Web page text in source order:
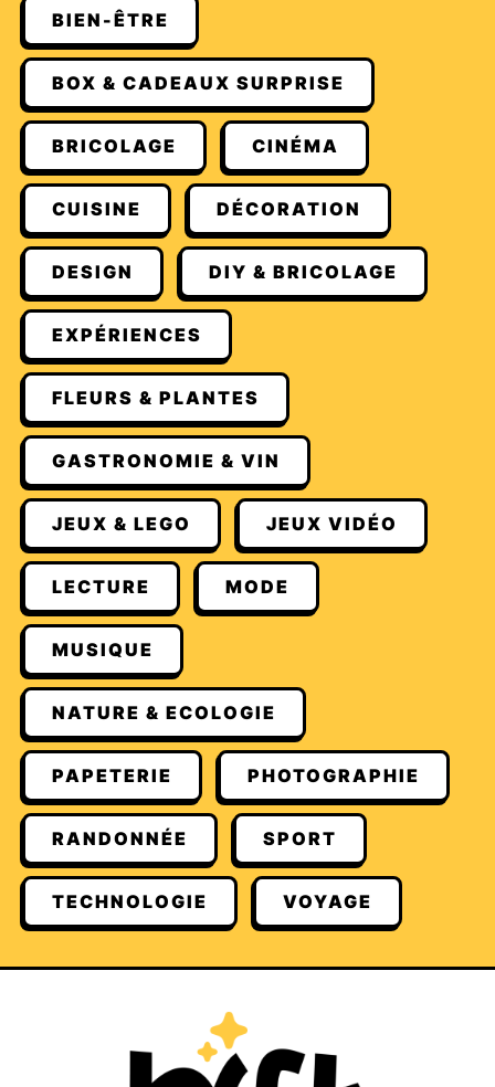
BIEN-ÊTRE
BOX & CADEAUX SURPRISE
BRICOLAGE CINÉMA
CUISINE DÉCORATION
DESIGN DIY & BRICOLAGE
EXPÉRIENCES
FLEURS & PLANTES
GASTRONOMIE & VIN
JEUX & LEGO JEUX VIDÉO
LECTURE MODE
MUSIQUE
NATURE & ECOLOGIE
PAPETERIE PHOTOGRAPHIE
RANDONNÉE SPORT
TECHNOLOGIE VOYAGE